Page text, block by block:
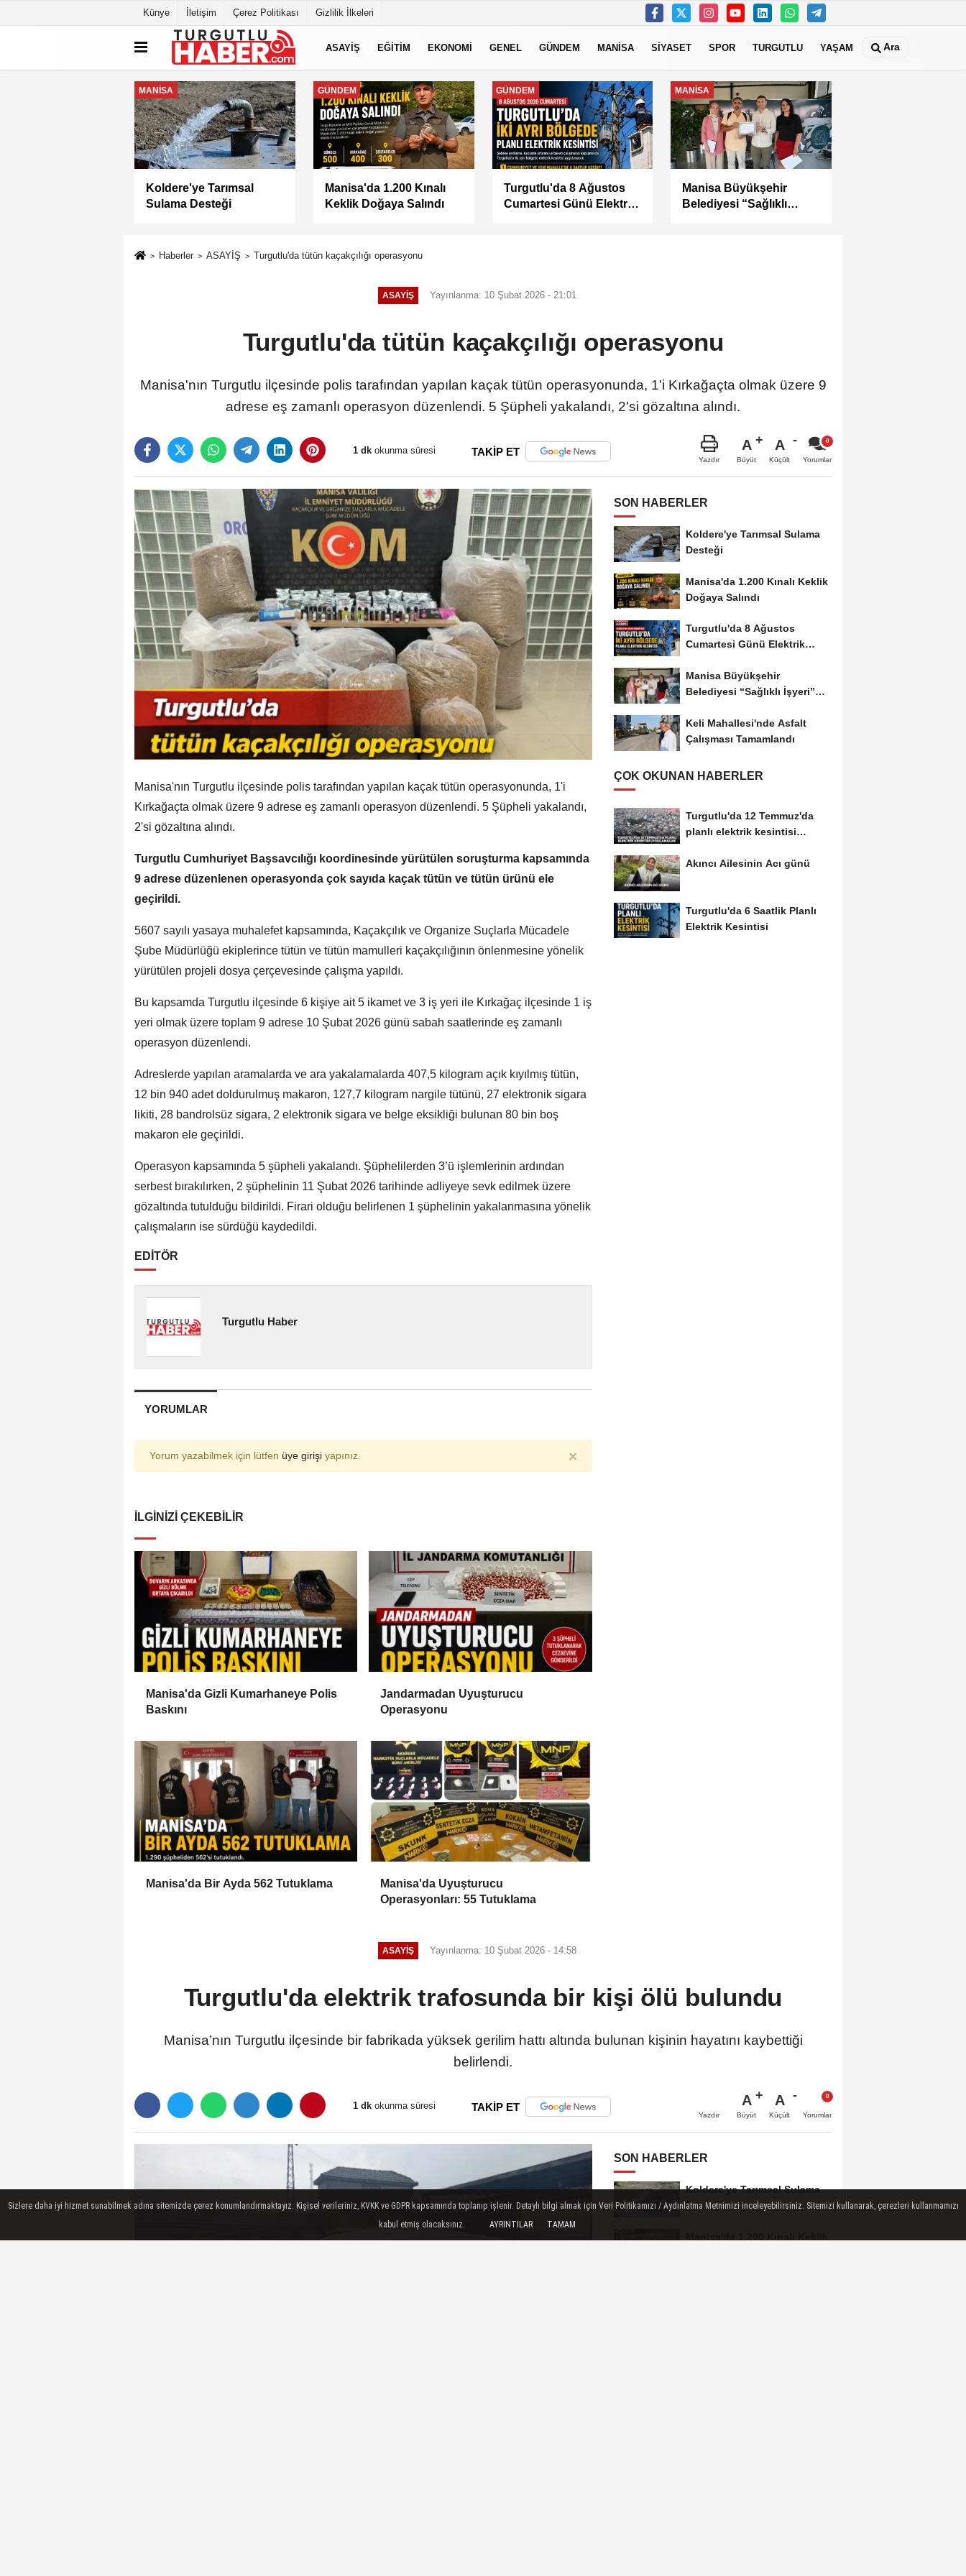
Künye İletişim Çerez Politikası Gizlilik İlkeleri
ASAYİŞ EĞİTİM EKONOMİ GENEL GÜNDEM MANİSA SİYASET SPOR TURGUTLU YAŞAM Ara
MANİSA
Keli Mahallesi'nde Asfalt
Çalışması Tamamlandı
MANİSA
BAŞKAN ŞİMŞEK
SAHADAKİ
MANİSA
KÜÇÜK SANAYİ
SİTESİ'NİN SORUNLARI
MANİSA
Kula Seyitali
Mahallesi’nde Sıcak
Haberler ASAYİŞ Turgutlu'da tütün kaçakçılığı operasyonu
ASAYİŞ Yayınlanma: 10 Şubat 2026 - 21:01
Turgutlu'da tütün kaçakçılığı operasyonu
Manisa'nın Turgutlu ilçesinde polis tarafından yapılan kaçak tütün operasyonunda, 1'i Kırkağaçta olmak üzere 9
adrese eş zamanlı operasyon düzenlendi. 5 Şüpheli yakalandı, 2'si gözaltına alındı.
1 dk okunma süresi TAKİP ET
Yazdır
A
Büyüt
A
Küçült Yorumlar
Manisa'nın Turgutlu ilçesinde polis tarafından yapılan kaçak tütün operasyonunda, 1'i
Kırkağaçta olmak üzere 9 adrese eş zamanlı operasyon düzenlendi. 5 Şüpheli yakalandı,
2'si gözaltına alındı.
Turgutlu Cumhuriyet Başsavcılığı koordinesinde yürütülen soruşturma kapsamında
9 adrese düzenlenen operasyonda çok sayıda kaçak tütün ve tütün ürünü ele
geçirildi.
5607 sayılı yasaya muhalefet kapsamında, Kaçakçılık ve Organize Suçlarla Mücadele
Şube Müdürlüğü ekiplerince tütün ve tütün mamulleri kaçakçılığının önlenmesine yönelik
yürütülen projeli dosya çerçevesinde çalışma yapıldı.
Bu kapsamda Turgutlu ilçesinde 6 kişiye ait 5 ikamet ve 3 iş yeri ile Kırkağaç ilçesinde 1 iş
yeri olmak üzere toplam 9 adrese 10 Şubat 2026 günü sabah saatlerinde eş zamanlı
operasyon düzenlendi.
Adreslerde yapılan aramalarda ve ara yakalamalarda 407,5 kilogram açık kıyılmış tütün,
12 bin 940 adet doldurulmuş makaron, 127,7 kilogram nargile tütünü, 27 elektronik sigara
likiti, 28 bandrolsüz sigara, 2 elektronik sigara ve belge eksikliği bulunan 80 bin boş
makaron ele geçirildi.
Operasyon kapsamında 5 şüpheli yakalandı. Şüphelilerden 3’ü işlemlerinin ardından
serbest bırakılırken, 2 şüphelinin 11 Şubat 2026 tarihinde adliyeye sevk edilmek üzere
gözaltında tutulduğu bildirildi. Firari olduğu belirlenen 1 şüphelinin yakalanmasına yönelik
çalışmaların ise sürdüğü kaydedildi.
EDİTÖR
Turgutlu Haber
YORUMLAR
Yorum yazabilmek için lütfen üye girişi yapınız. ×
İLGINIZI ÇEKEBILIR
Manisa'da Gizli Kumarhaneye Polis
Baskını
Jandarmadan Uyuşturucu
Operasyonu
Manisa'da Bir Ayda 562 Tutuklama
Manisa'da Uyuşturucu
Operasyonları: 55 Tutuklama
SON HABERLER
Koldere'ye Tarımsal Sulama
Desteği
Manisa'da 1.200 Kınalı Keklik
Doğaya Salındı
Turgutlu'da 8 Ağustos
Cumartesi Günü Elektrik
Manisa Büyükşehir
Belediyesi “Sağlıklı İşyeri”
Keli Mahallesi'nde Asfalt
Çalışması Tamamlandı
ÇOK OKUNAN HABERLER
Turgutlu'da 12 Temmuz'da
planlı elektrik kesintisi
Akıncı Ailesinin Acı günü
Turgutlu'da 6 Saatlik Planlı
Elektrik Kesintisi
ASAYİŞ Yayınlanma: 10 Şubat 2026 - 14:58
Turgutlu'da elektrik trafosunda bir kişi ölü bulundu
Manisa’nın Turgutlu ilçesinde bir fabrikada yüksek gerilim hattı altında bulunan kişinin hayatını kaybettiği
belirlendi.
1 dk okunma süresi TAKİP ET
Yazdır
A
Büyüt
A
Küçült Yorumlar
SON HABERLER
Koldere'ye Tarımsal Sulama
Desteği
Sizlere daha iyi hizmet sunabilmek adına sitemizde çerez konumlandırmaktayız. Kişisel verileriniz, KVKK ve GDPR kapsamında toplanıp işlenir. Detaylı bilgi almak için Veri Politikamızı / Aydınlatma Metnimizi inceleyebilirsiniz. Sitemizi kullanarak, çerezleri kullanmamızı
kabul etmiş olacaksınız.
AYRINTILAR TAMAM